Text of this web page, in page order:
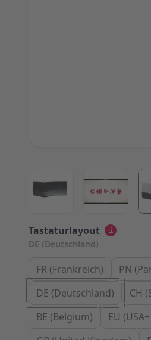
View larger image
View
Tastaturlayout
DE (Deutschland)
i
FR (Frankreich)
PN
DE (Deutschland)
CH
BE (Belgium)
EU